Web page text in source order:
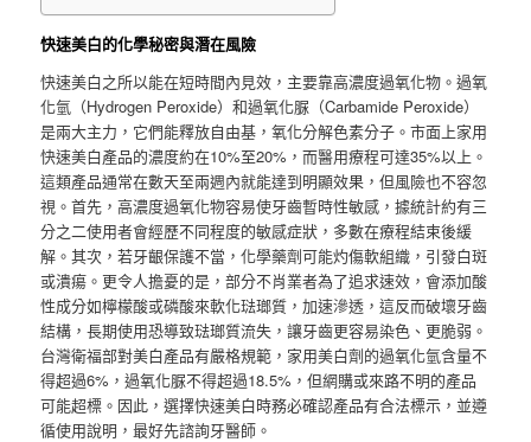
快速美白的化學秘密與潛在風險
快速美白之所以能在短時間內見效，主要靠高濃度過氧化物。過氧
化氫（Hydrogen Peroxide）和過氧化脲（Carbamide Peroxide）
是兩大主力，它們能釋放自由基，氧化分解色素分子。市面上家用
快速美白產品的濃度約在10%至20%，而醫用療程可達35%以上。
這類產品通常在數天至兩週內就能達到明顯效果，但風險也不容忽
視。首先，高濃度過氧化物容易使牙齒暫時性敏感，據統計約有三
分之二使用者會經歷不同程度的敏感症狀，多數在療程結束後緩
解。其次，若牙齦保護不當，化學藥劑可能灼傷軟組織，引發白斑
或潰瘍。更令人擔憂的是，部分不肖業者為了追求速效，會添加酸
性成分如檸檬酸或磷酸來軟化琺瑯質，加速滲透，這反而破壞牙齒
結構，長期使用恐導致琺瑯質流失，讓牙齒更容易染色、更脆弱。
台灣衛福部對美白產品有嚴格規範，家用美白劑的過氧化氫含量不
得超過6%，過氧化脲不得超過18.5%，但網購或來路不明的產品
可能超標。因此，選擇快速美白時務必確認產品有合法標示，並遵
循使用說明，最好先諮詢牙醫師。